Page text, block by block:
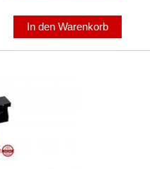
In den Warenkorb